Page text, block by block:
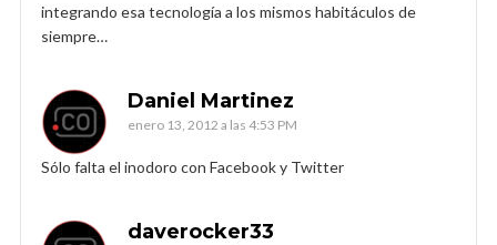
integrando esa tecnología a los mismos habitáculos de
siempre…
Daniel Martinez
enero 13, 2012 a las 4:53 PM
Sólo falta el inodoro con Facebook y Twitter
daverocker33